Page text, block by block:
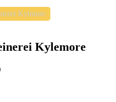
Kylmore
Kylemore